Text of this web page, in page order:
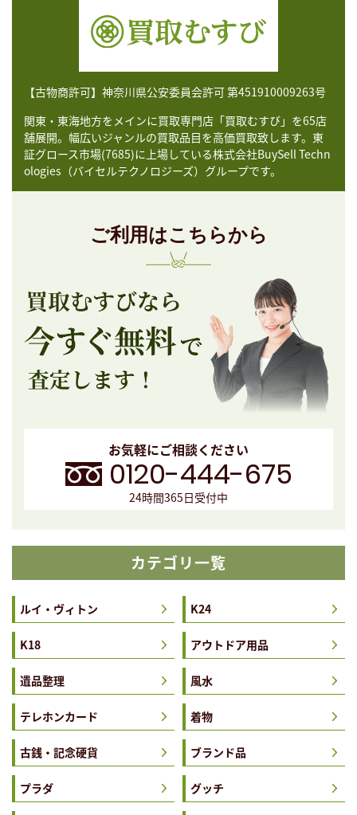
【古物商許可】神奈川県公安委員会許可 第451910009263号
関東・東海地方をメインに買取専門店「買取むすび」を65店
舗展開。幅広いジャンルの買取品目を高価買取致します。東
証グロース市場(7685)に上場している株式会社BuySell Techn
ologies（バイセルテクノロジーズ）グループです。
ご利用はこちらから
お気軽にご相談ください
0120-444-675
24時間365日受付中
カテゴリ一覧
ルイ・ヴィトン K24
K18 アウトドア用品
遺品整理 風水
テレホンカード 着物
古銭・記念硬貨 ブランド品
プラダ グッチ